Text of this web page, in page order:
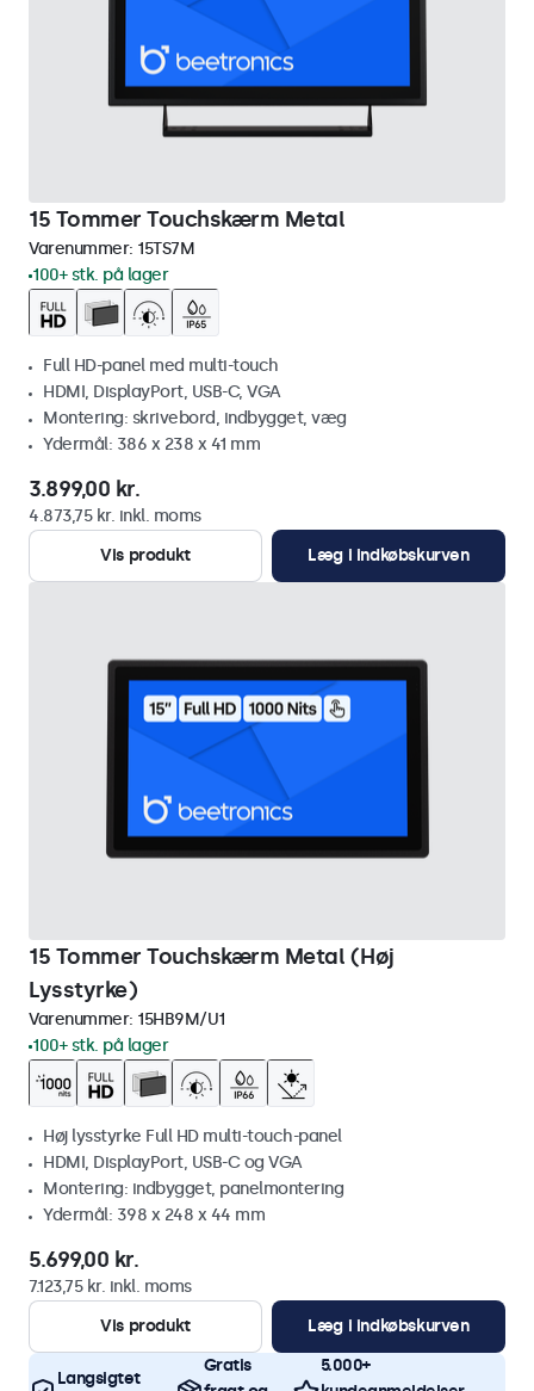
15 Tommer Touchskærm Metal
Varenummer: 15TS7M
100+ stk. på lager
Full HD-panel med multi-touch
HDMI, DisplayPort, USB-C, VGA
Montering: skrivebord, indbygget, væg
Ydermål: 386 x 238 x 41 mm
3.899,00 kr.
4.873,75 kr. inkl. moms
Vis produkt
Læg i indkøbskurven
15 Tommer Touchskærm Metal (Høj
Lysstyrke)
Varenummer: 15HB9M/U1
100+ stk. på lager
Høj lysstyrke Full HD multi-touch-panel
HDMI, DisplayPort, USB-C og VGA
Montering: indbygget, panelmontering
Ydermål: 398 x 248 x 44 mm
5.699,00 kr.
7.123,75 kr. inkl. moms
Vis produkt
Læg i indkøbskurven
Langsigtet
Gratis
5.000+